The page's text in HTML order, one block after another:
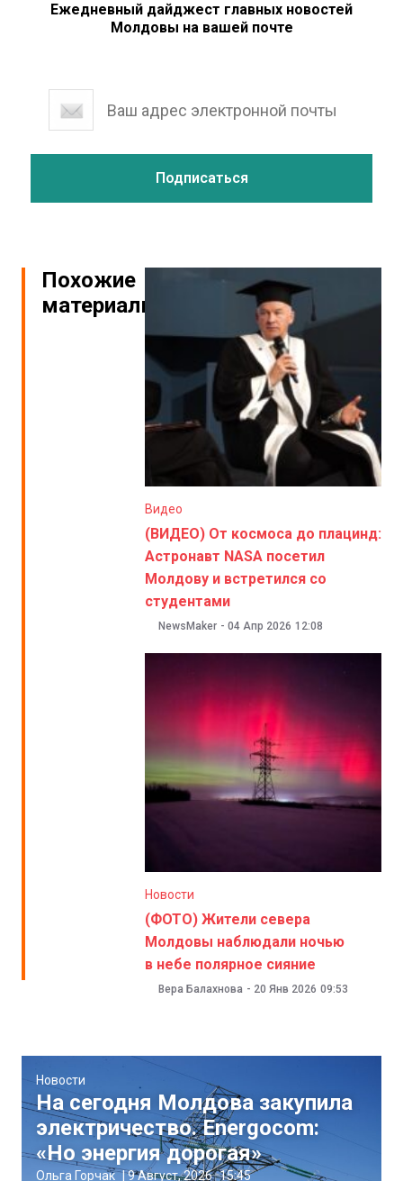
Ежедневный дайджест главных новостей
Молдовы на вашей почте
Похожие
материалы
Видео
(ВИДЕО) От космоса до плацинд:
Астронавт NASA посетил
Молдову и встретился со
студентами
NewsMaker - 04 Апр 2026 12:08
Новости
(ФОТО) Жители севера
Молдовы наблюдали ночью
в небе полярное сияние
Вера Балахнова - 20 Янв 2026 09:53
Новости
На сегодня Молдова закупила
электричество. Energocom:
«Но энергия дорогая»
Ольга Горчак |9 Август, 2026 15:45